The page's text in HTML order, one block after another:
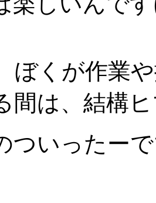
ぼくが作業
間は、結構
ついったー